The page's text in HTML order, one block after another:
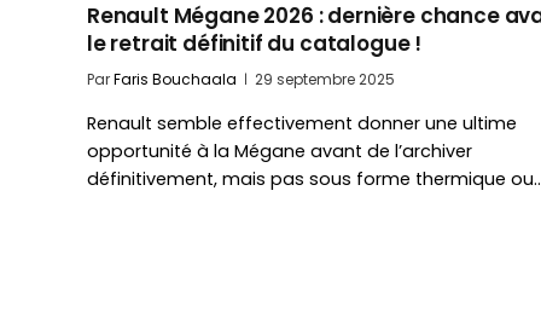
Renault Mégane 2026 : dernière chance
le retrait définitif du catalogue !
ParFaris Bouchaala 29 septembre 2025
Renault semble effectivement donner une ultime
opportunité à la Mégane avant de l’archiver
définitivement, mais pas sous forme thermique